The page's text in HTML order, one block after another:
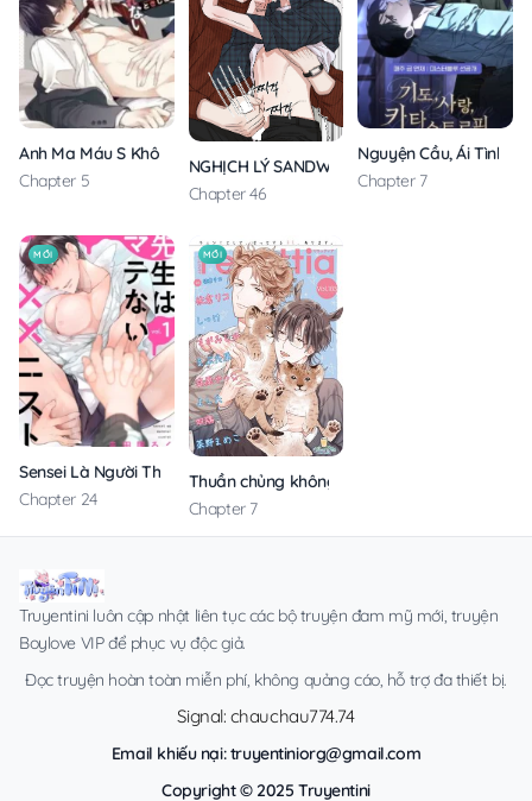
Anh Ma Máu S Không Cho Tôi Ngủ Yên
Chapter 5
NGHỊCH LÝ SANDWICH
Chapter 46
Nguyện Cầu, Ái Tình,
Chapter 7
MỚI
Sensei Là Người Thích Chơi Mông
Chapter 24
MỚI
Thuần chủng không rung động
Chapter 7
Truyentini luôn cập nhật liên tục các bộ truyện đam mỹ mới, truyện
Boylove VIP để phục vụ độc giả.
Đọc truyện hoàn toàn miễn phí, không quảng cáo, hỗ trợ đa thiết bị.
Signal: chauchau774.74
Email khiếu nại:truyentiniorg@gmail.com
Copyright © 2025 Truyentini